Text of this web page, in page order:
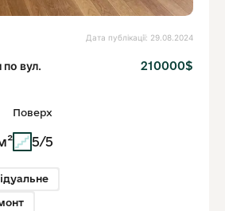
Дата публікації: 29.08.2024
вул.
210000$
Поверх
5/5